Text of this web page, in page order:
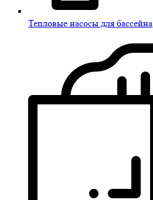
Тепловые насосы для бассейна